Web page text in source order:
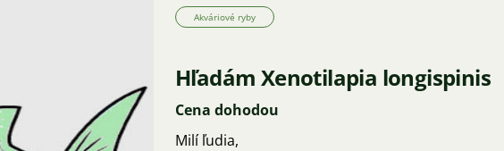
Akváriové ryby
Hľadám Xenotilapia longispinis
Cena dohodou
Milí ľudia,